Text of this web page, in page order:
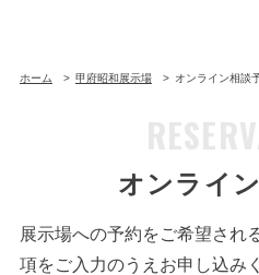
ホーム 甲府昭和展示場 オンライン相談
オンライ
展示場への予約をご希望され
項をご入力のうえお申し込み